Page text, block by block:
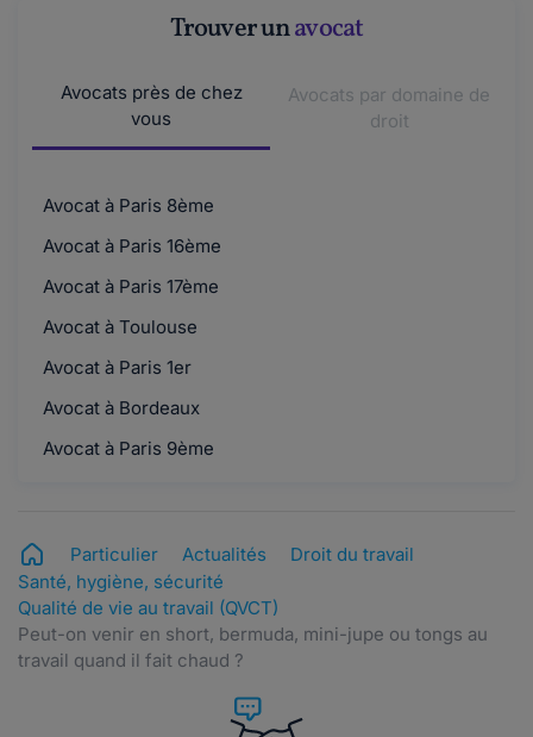
Trouver unavocat
Avocats près de chez
vous
Avocats par domaine de
droit
Avocat à Paris 8ème
Avocat à Paris 16ème
Avocat à Paris 17ème
Avocat à Toulouse
Avocat à Paris 1er
Avocat à Bordeaux
Avocat à Paris 9ème
Particulier Actualités
Droit du travail
Santé, hygiène, sécurité
Qualité de vie au travail (QVCT)
Peut-on venir en short, bermuda, mini-jupe ou tongs au
travail quand il fait chaud ?